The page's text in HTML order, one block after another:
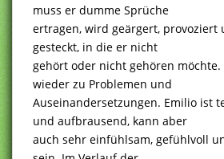
muss er dumme Sprüche
ertragen, wird geärgert, provoziert
gesteckt, in die er nicht
gehört oder nicht gehören
wieder zu Problemen und
Auseinandersetzungen. Emilio ist
und aufbrausend, kann aber
auch sehr einfühlsam, gefühlvoll